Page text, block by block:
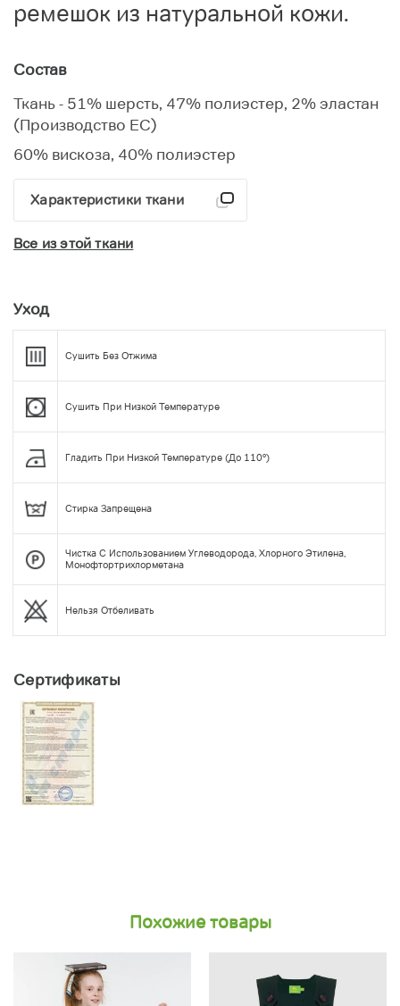
ремешок из натуральной кожи.
Состав
Ткань - 51% шерсть, 47% полиэстер, 2% эластан
(Производство ЕС)
60% вискоза, 40% полиэстер
Характеристики ткани
Все из этой ткани
Уход
Сушить Без Отжима
Сушить При Низкой Температуре
Гладить При Низкой Температуре (до 110°)
Стирка Запрещена
Чистка С Использованием Углеводорода, Хлорного Этилена,
Монофтортрихлорметана
Нельзя Отбеливать
Сертификаты
Похожие товары